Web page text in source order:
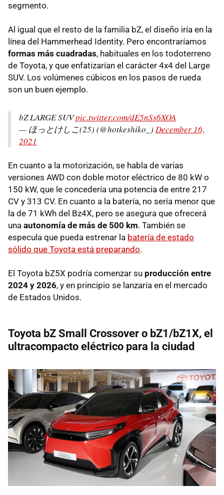
segmento.
Al igual que el resto de la familia bZ, el diseño iría en la
línea del Hammerhead Identity. Pero encontraríamos
formas más cuadradas, habituales en los todoterreno
de Toyota, y que enfatizarían el carácter 4x4 del Large
SUV. Los volúmenes cúbicos en los pasos de rueda
son un buen ejemplo.
bZ LARGE SUVpic.twitter.com/dE5nSs6XOA
— ほっとけしこ(25) (@hotkeshiko_) December 16,
2021
En cuanto a la motorización, se habla de varias
versiones AWD con doble motor eléctrico de 80 kW o
150 kW, que le concedería una potencia de entre 217
CV y 313 CV. En cuanto a la batería, no sería menor que
la de 71 kWh del Bz4X, pero se asegura que ofrecerá
una autonomía de más de 500 km. También se
especula que pueda estrenar la batería de estado
sólido que Toyota está preparando.
El Toyota bZ5X podría comenzar su producción entre
2024 y 2026, y en principio se lanzaría en el mercado
de Estados Unidos.
Toyota bZ Small Crossover o bZ1/bZ1X, el
ultracompacto eléctrico para la ciudad